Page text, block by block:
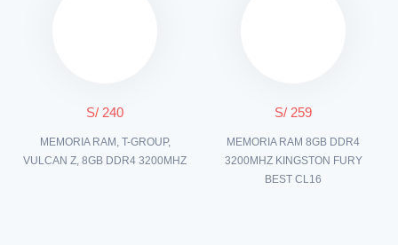
S/ 240
MEMORIA RAM, T-GROUP,
VULCAN Z, 8GB DDR4 3200MHZ
S/ 259
MEMORIA RAM 8GB DDR4
3200MHZ KINGSTON FURY
BEST CL16